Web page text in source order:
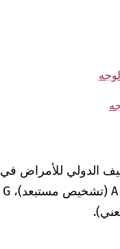
الدولي للأمراض في
المستندات الطبية بعلامات إضافية لضمان التشخيص (A‏، G‏، V أو Z): A (تشخيص مستبعد)، G